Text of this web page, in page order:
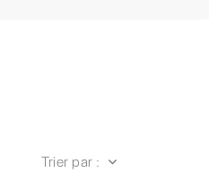
Trier par :